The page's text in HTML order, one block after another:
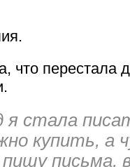
что перестала
я стала
купить, а
письма,